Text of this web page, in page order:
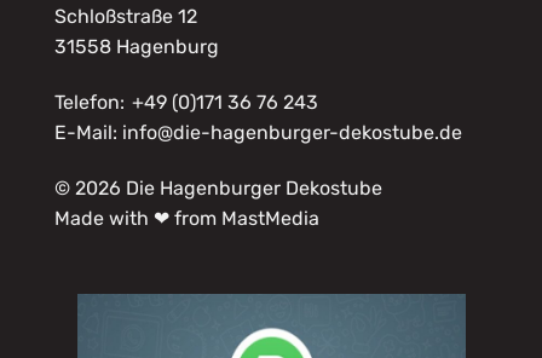
Schloßstraße 12
31558 Hagenburg
Telefon: +49 (0)171 36 76 243
E-Mail: info@die-hagenburger-dekostube.de
© 2026 Die Hagenburger Dekostube
Made with ❤ from MastMedia